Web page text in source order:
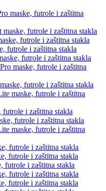
maske, futrole i zaštitna
maske, futrole i zaštitna stakla
futrole i zaštitna stakla
futrole i zaštitna stakla
futrole i zaštitna stakla
maske, futrole i zaštitna
maske, futrole i zaštitna stakla
maske, futrole i zaštitna
futrole i zaštitna stakla
futrole i zaštitna stakla
maske, futrole i zaštitna
futrole i zaštitna stakla
futrole i zaštitna stakla
futrole i zaštitna stakla
futrole i zaštitna stakla
futrole i zaštitna stakla